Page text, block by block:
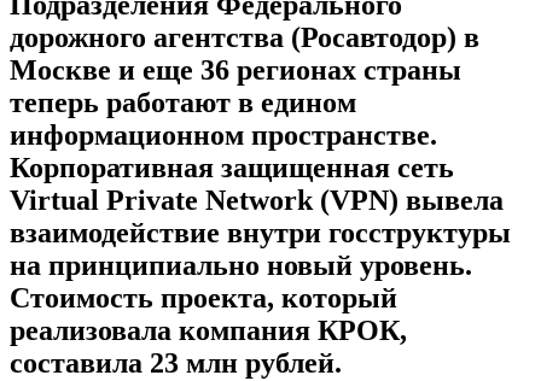
дорожного агентства (Росавтодор) в
Москве и еще 36 регионах страны
теперь работают в едином
информационном пространстве.
Корпоративная защищенная сеть
Virtual Private Network (VPN) вывела
взаимодействие внутри госструктуры
на принципиально новый уровень.
Стоимость проекта, который
реализовала компания КРОК,
составила 23 млн рублей.